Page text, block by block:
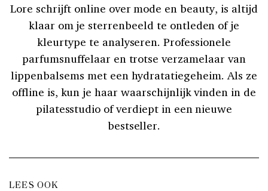
Lore schrijft online over mode en beauty, is altijd
klaar om je sterrenbeeld te ontleden of je
kleurtype te analyseren. Professionele
parfumsnuffelaar en trotse verzamelaar van
lippenbalsems met een hydratatiegeheim. Als ze
offline is, kun je haar waarschijnlijk vinden in de
pilatesstudio of verdiept in een nieuwe
bestseller.
LEES OOK